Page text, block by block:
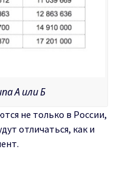
А или Б
не только в России,
отличаться, как и